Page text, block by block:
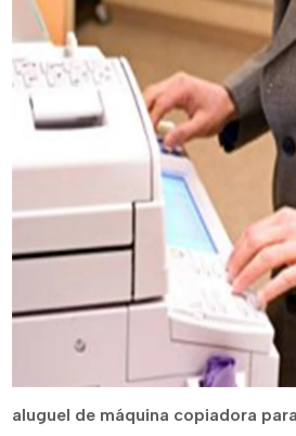
aluguel de máquina copiadora